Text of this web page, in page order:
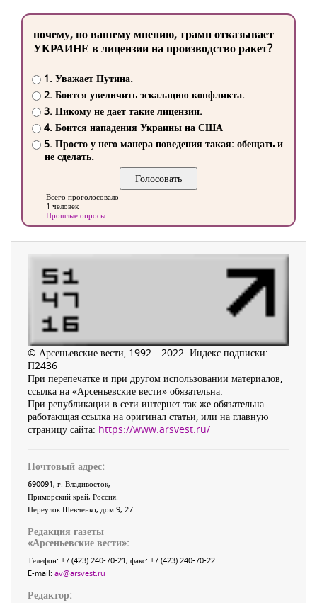
почему, по вашему мнению, трамп отказывает
УКРАИНЕ в лицензии на производство ракет?
1. Уважает Путина.
2. Боится увеличить эскалацию конфликта.
3. Никому не дает такие лицензии.
4. Боится нападения Украины на США
5. Просто у него манера поведения такая: обещать и
не сделать.
Всего проголосовало
1 человек
Прошлые опросы
© Арсеньевские вести, 1992—2022. Индекс подписки:
П2436
При перепечатке и при другом использовании материалов,
ссылка на «Арсеньевские вести» обязательна.
При републикации в сети интернет так же обязательна
работающая ссылка на оригинал статьи, или на главную
страницу сайта: https://www.arsvest.ru/
Почтовый адрес:
690091, г. Владивосток,
Приморский край, Россия
Переулок Шевченко, дом 9, 27
Редакция газеты
«Арсеньевские вести»:
Телефон: +7 (423) 240-70-21, факс: +7 (423) 240-70-22
E-mail: av@arsvest.ru
Редактор: